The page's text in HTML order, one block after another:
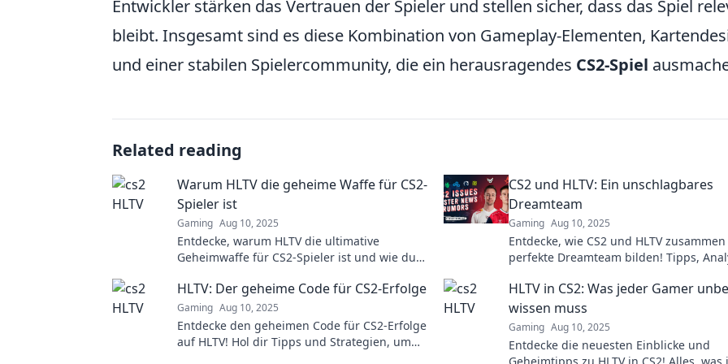
Entwickler stärken das Vertrauen der Spieler und stellen sicher, dass das Spiel
bleibt. Insgesamt sind es diese Kombination von Gameplay-Elementen,
und einer stabilen Spielercommunity, die ein herausragendes CS2-Spiel
Related reading
Warum HLTV die geheime Waffe für CS2-
Spieler ist
Gaming Aug 10, 2025
Entdecke, warum HLTV die ultimative
Geheimwaffe für CS2-Spieler ist und wie du
Analysen optimierst!
CS2 und HLTV: Ein unschlagbares
Dreamteam
Gaming Aug 10, 2025
Entdecke, wie CS2 und HLTV
perfekte Dreamteam bilden! Tipps,
HLTV: Der geheime Code für CS2-Erfolge
Gaming Aug 10, 2025
Entdecke den geheimen Code für CS2-Erfolge
auf HLTV! Hol dir Tipps und Strategien, um
HLTV in CS2: Was jeder Gamer
wissen muss
Gaming Aug 10, 2025
Entdecke die neuesten Einblicke und